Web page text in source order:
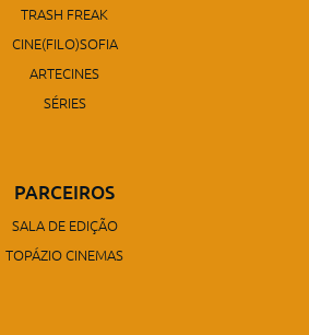
TRASH FREAK
CINE(FILO)SOFIA
ARTECINES
SÉRIES
PARCEIROS
SALA DE EDIÇÃO
TOPÁZIO CINEMAS